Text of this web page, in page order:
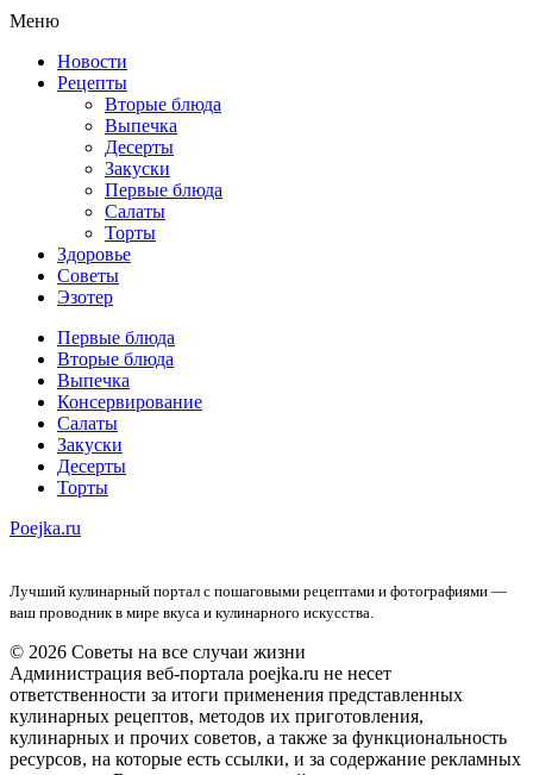
Меню
Новости
Рецепты
Вторые блюда
Выпечка
Десерты
Закуски
Первые блюда
Салаты
Торты
Здоровье
Советы
Эзотер
Первые блюда
Вторые блюда
Выпечка
Консервирование
Салаты
Закуски
Десерты
Торты
Poejka.ru
Лучший кулинарный портал с пошаговыми рецептами и фотографиями —
ваш проводник в мире вкуса и кулинарного искусства.
© 2026 Советы на все случаи жизни
Администрация веб-портала poejka.ru не несет
ответственности за итоги применения представленных
кулинарных рецептов, методов их приготовления,
кулинарных и прочих советов, а также за функциональность
ресурсов, на которые есть ссылки, и за содержание рекламных